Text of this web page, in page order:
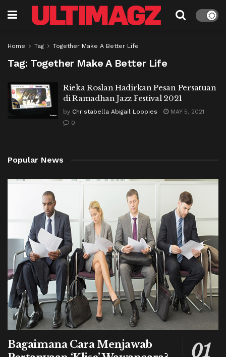
Home Tag Together Make A Better Life
Tag: Together Make A Better Life
Rieka Roslan Hadirkan Pesan Persatuan
di Ramadhan Jazz Festival 2021
by Christabella Abigail Loppies
MAY 5, 2021
0
Popular News
Bagaimana Cara Menjawab